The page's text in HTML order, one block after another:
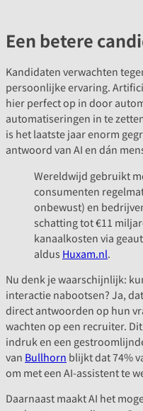
Een betere
Kandidaten verwachten
persoonlijke ervaring.
hier perfect op in door
automatiseringen in te
is het laatste jaar enorm
antwoord van AI en dán
Wereldwijd gebruikt
consumenten
onbewust) en
schatting tot €11
kanaalkosten via
aldus Huxam.nl.
Nu denk je waarschijnlijk:
interactie nabootsen? Ja,
direct antwoorden op hun
wachten op een recruiter.
indruk en een
van Bullhorn blijkt dat 74%
om met een AI-assistent te
Daarnaast maakt AI het